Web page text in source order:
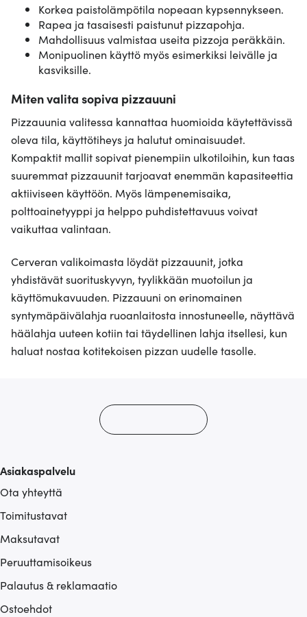
Korkea paistolämpötila nopeaan kypsennykseen.
Rapea ja tasaisesti paistunut pizzapohja.
Mahdollisuus valmistaa useita pizzoja peräkkäin.
Monipuolinen käyttö myös esimerkiksi leivälle ja
kasviksille.
Miten valita sopiva pizzauuni
Pizzauunia valitessa kannattaa huomioida käytettävissä
oleva tila, käyttötiheys ja halutut ominaisuudet.
Kompaktit mallit sopivat pienempiin ulkotiloihin, kun taas
suuremmat pizzauunit tarjoavat enemmän kapasiteettia
aktiiviseen käyttöön. Myös lämpenemisaika,
polttoainetyyppi ja helppo puhdistettavuus voivat
vaikuttaa valintaan.
Cerveran valikoimasta löydät pizzauunit, jotka
yhdistävät suorituskyvyn, tyylikkään muotoilun ja
käyttömukavuuden. Pizzauuni on erinomainen
syntymäpäivälahja ruoanlaitosta innostuneelle, näyttävä
häälahja uuteen kotiin tai täydellinen lahja itsellesi, kun
haluat nostaa kotitekoisen pizzan uudelle tasolle.
Asiakaspalvelu
Ota yhteyttä
Toimitustavat
Maksutavat
Peruuttamisoikeus
Palautus & reklamaatio
Ostoehdot